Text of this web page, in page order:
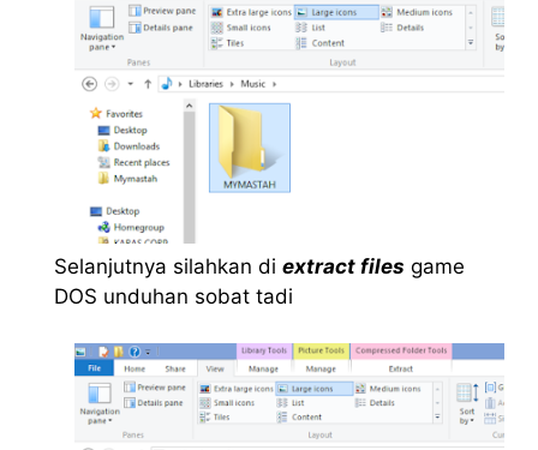
Selanjutnya silahkan di extract files game
DOS unduhan sobat tadi